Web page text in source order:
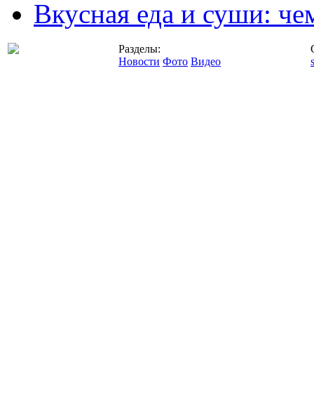
Вкусная еда и суши:
Разделы:
Новости Фото Видео